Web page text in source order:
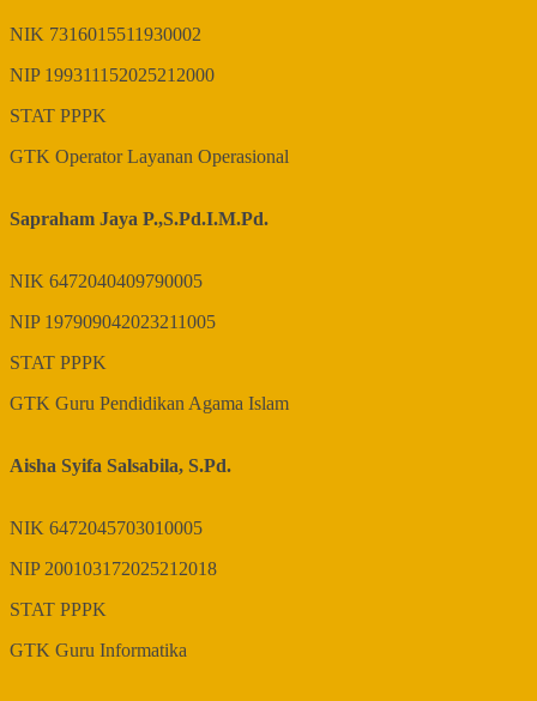
NIK 7316015511930002
NIP 199311152025212000
STAT PPPK
GTK Operator Layanan Operasional
Sapraham Jaya P.,S.Pd.I.M.Pd.
NIK 6472040409790005
NIP 197909042023211005
STAT PPPK
GTK Guru Pendidikan Agama Islam
Aisha Syifa Salsabila, S.Pd.
NIK 6472045703010005
NIP200103172025212018
STAT PPPK
GTK Guru Informatika